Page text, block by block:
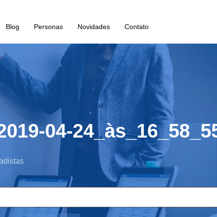
Blog Personas Novidades Contato
04-